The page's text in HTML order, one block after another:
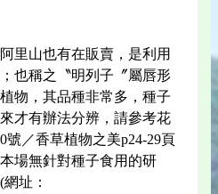
里山也有在販賣，是利用
也稱之〝明列子〞屬唇形
物，其品種非常多，種子
才有辦法分辨，請參考花
號／香草植物之美p24-29頁
場無針對種子食用的研
址：